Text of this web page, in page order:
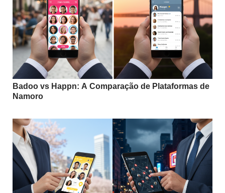
Badoo vs Happn: A Comparação de Plataformas de
Namoro